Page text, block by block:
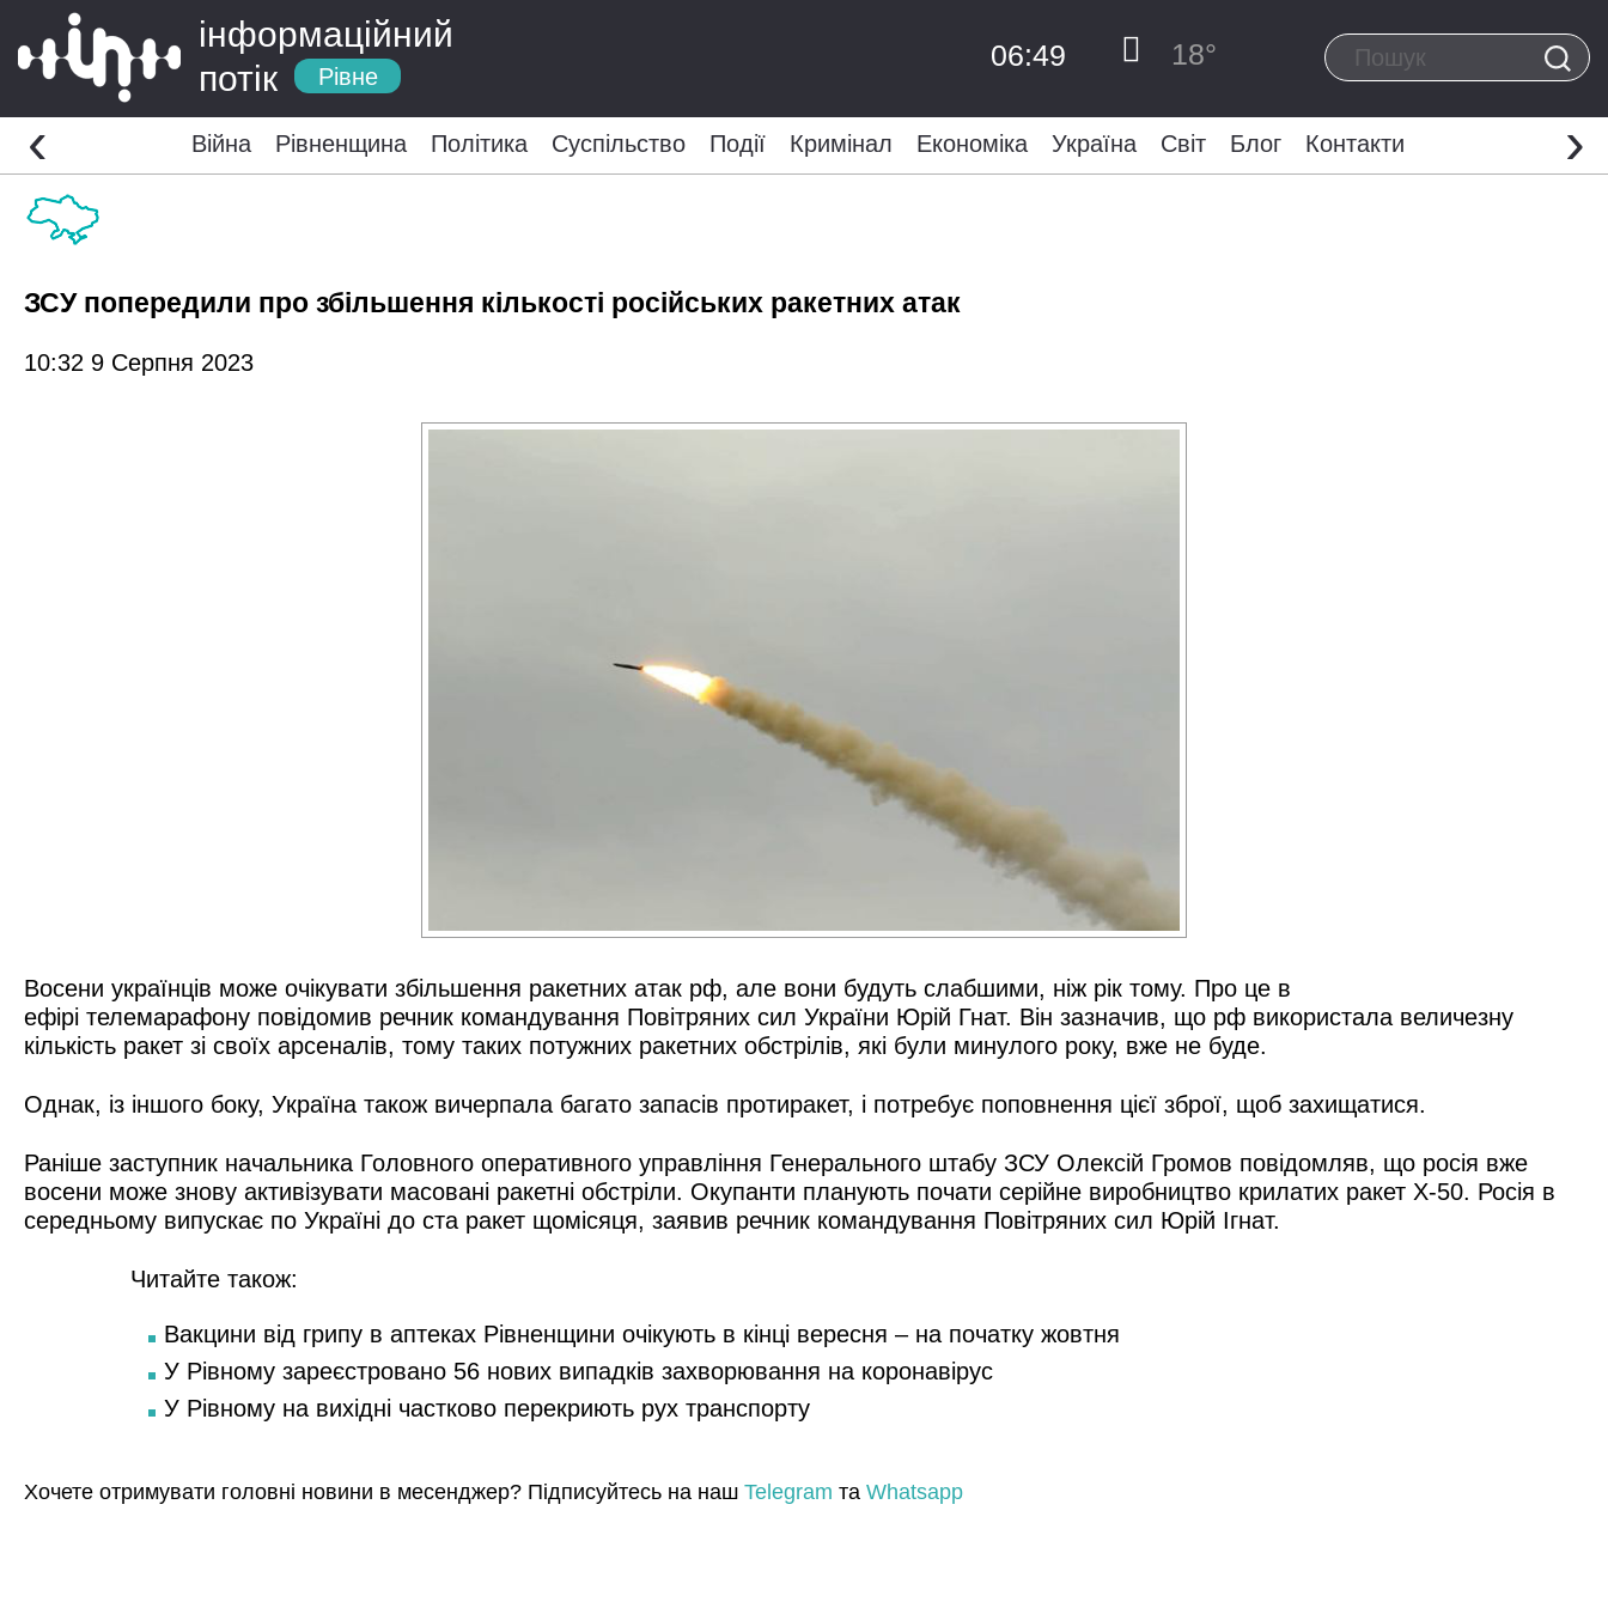
інформаційний
потік
Рівне
06:49 18°
Війна Рівненщина Політика Суспільство Події Кримінал Економіка Україна Світ Блог Контакти
‹ ›
ЗСУ попередили про збільшення кількості російських ракетних атак
10:32 9 Серпня 2023
Восени українців може очікувати збільшення ракетних атак рф, але вони будуть слабшими, ніж рік тому. Про це в
ефірі телемарафону повідомив речник командування Повітряних сил України Юрій Гнат. Він зазначив, що рф використала величезну
кількість ракет зі своїх арсеналів, тому таких потужних ракетних обстрілів, які були минулого року, вже не буде.
Однак, із іншого боку, Україна також вичерпала багато запасів протиракет, і потребує поповнення цієї зброї, щоб захищатися.
Раніше заступник начальника Головного оперативного управління Генерального штабу ЗСУ Олексій Громов повідомляв, що росія вже
восени може знову активізувати масовані ракетні обстріли. Окупанти планують почати серійне виробництво крилатих ракет Х-50. Росія в
середньому випускає по Україні до ста ракет щомісяця, заявив речник командування Повітряних сил Юрій Ігнат.
Читайте також:
Вакцини від грипу в аптеках Рівненщини очікують в кінці вересня – на початку жовтня
У Рівному зареєстровано 56 нових випадків захворювання на коронавірус
У Рівному на вихідні частково перекриють рух транспорту
Хочете отримувати головні новини в месенджер? Підписуйтесь на наш Telegram та Whatsapp